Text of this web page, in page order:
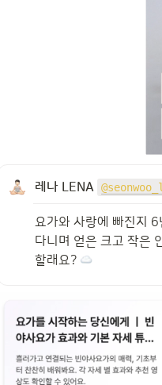
레나 LENA
요가와 사랑에 빠진지
다니며 얻은 크고 작은
할래요?